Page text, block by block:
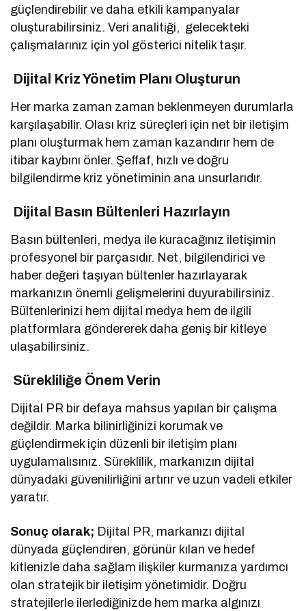
güçlendirebilir ve daha etkili kampanyalar
oluşturabilirsiniz. Veri analitiği, gelecekteki
çalışmalarınız için yol gösterici nitelik taşır.
Dijital Kriz Yönetim Planı Oluşturun
Her marka zaman zaman beklenmeyen durumlarla
karşılaşabilir. Olası kriz süreçleri için net bir iletişim
planı oluşturmak hem zaman kazandırır hem de
itibar kaybını önler. Şeffaf, hızlı ve doğru
bilgilendirme kriz yönetiminin ana unsurlarıdır.
Dijital Basın Bültenleri Hazırlayın
Basın bültenleri, medya ile kuracağınız iletişimin
profesyonel bir parçasıdır. Net, bilgilendirici ve
haber değeri taşıyan bültenler hazırlayarak
markanızın önemli gelişmelerini duyurabilirsiniz.
Bültenlerinizi hem dijital medya hem de ilgili
platformlara göndererek daha geniş bir kitleye
ulaşabilirsiniz.
Sürekliliğe Önem Verin
Dijital PR bir defaya mahsus yapılan bir çalışma
değildir. Marka bilinirliğinizi korumak ve
güçlendirmek için düzenli bir iletişim planı
uygulamalısınız. Süreklilik, markanızın dijital
dünyadaki güvenilirliğini artırır ve uzun vadeli etkiler
yaratır.
Sonuç olarak; Dijital PR, markanızı dijital
dünyada güçlendiren, görünür kılan ve hedef
kitlenizle daha sağlam ilişkiler kurmanıza yardımcı
olan stratejik bir iletişim yönetimidir. Doğru
stratejilerle ilerlediğinizde hem marka algınızı